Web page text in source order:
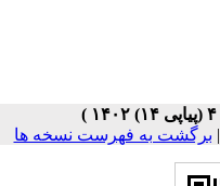
برگشت به فهرست نسخه ها